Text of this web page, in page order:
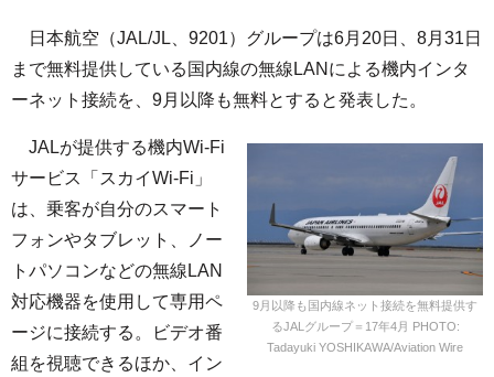
日本航空（JAL/JL、9201）グループは6月20日、8月31日
まで無料提供している国内線の無線LANによる機内インタ
ーネット接続を、9月以降も無料とすると発表した。
9月以降も国内線ネット接続を無料提供す
るJALグループ＝17年4月 PHOTO:
Tadayuki YOSHIKAWA/Aviation Wire
JALが提供する機内Wi-Fi
サービス「スカイWi-Fi」
は、乗客が自分のスマート
フォンやタブレット、ノー
トパソコンなどの無線LAN
対応機器を使用して専用ペ
ージに接続する。ビデオ番
組を視聴できるほか、イン